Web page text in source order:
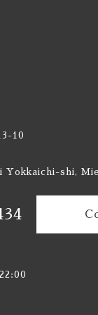
10
Yokkaichi-shi,